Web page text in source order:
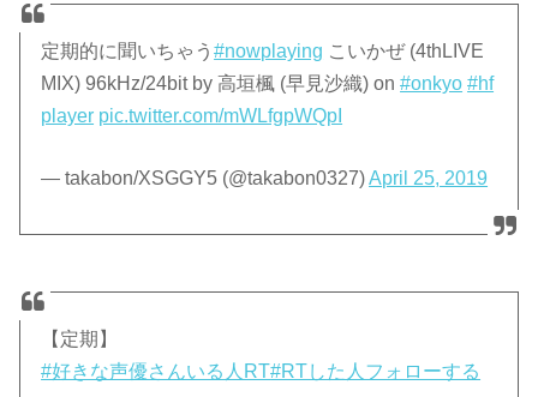
定期的に聞いちゃう#nowplaying こいかぜ (4thLIVE
MIX) 96kHz/24bit by 高垣楓 (早見沙織) on#onkyo #hf
player pic.twitter.com/mWLfgpWQpI
— takabon/XSGGY5 (@takabon0327)April 25, 2019
【定期】
#好きな声優さんいる人RT#RTした人フォローする